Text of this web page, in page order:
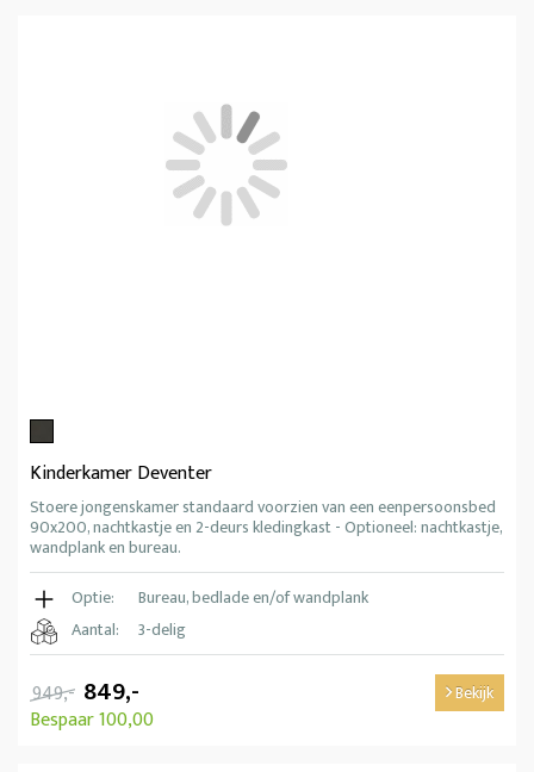
Kinderkamer Deventer
Stoere jongenskamer standaard voorzien van een eenpersoonsbed
90x200, nachtkastje en 2-deurs kledingkast - Optioneel: nachtkastje,
wandplank en bureau.
Optie:
Bureau, bedlade en/of wandplank
Aantal:
3-delig
949,- 849,-
Bespaar 100,00
Bekijk